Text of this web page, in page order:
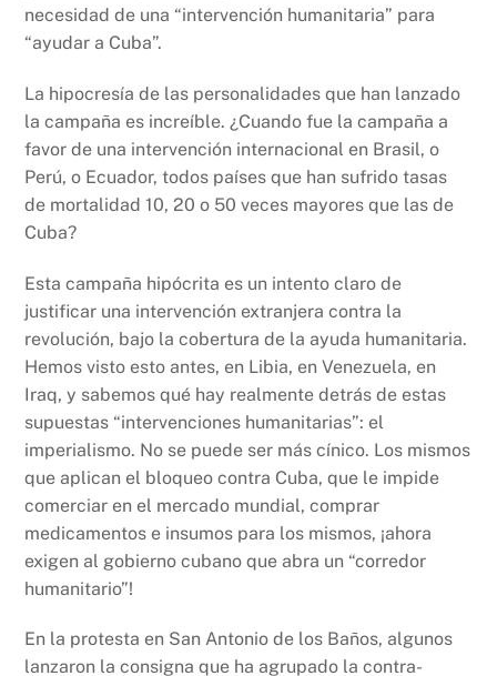
necesidad de una “intervención humanitaria” para
“ayudar a Cuba”.
La hipocresía de las personalidades que han lanzado
la campaña es increíble. ¿Cuando fue la campaña a
favor de una intervención internacional en Brasil, o
Perú, o Ecuador, todos países que han sufrido tasas
de mortalidad 10, 20 o 50 veces mayores que las de
Cuba?
Esta campaña hipócrita es un intento claro de
justificar una intervención extranjera contra la
revolución, bajo la cobertura de la ayuda humanitaria.
Hemos visto esto antes, en Libia, en Venezuela, en
Iraq, y sabemos qué hay realmente detrás de estas
supuestas “intervenciones humanitarias”: el
imperialismo. No se puede ser más cínico. Los mismos
que aplican el bloqueo contra Cuba, que le impide
comerciar en el mercado mundial, comprar
medicamentos e insumos para los mismos, ¡ahora
exigen al gobierno cubano que abra un “corredor
humanitario”!
En la protesta en San Antonio de los Baños, algunos
lanzaron la consigna que ha agrupado la contra-